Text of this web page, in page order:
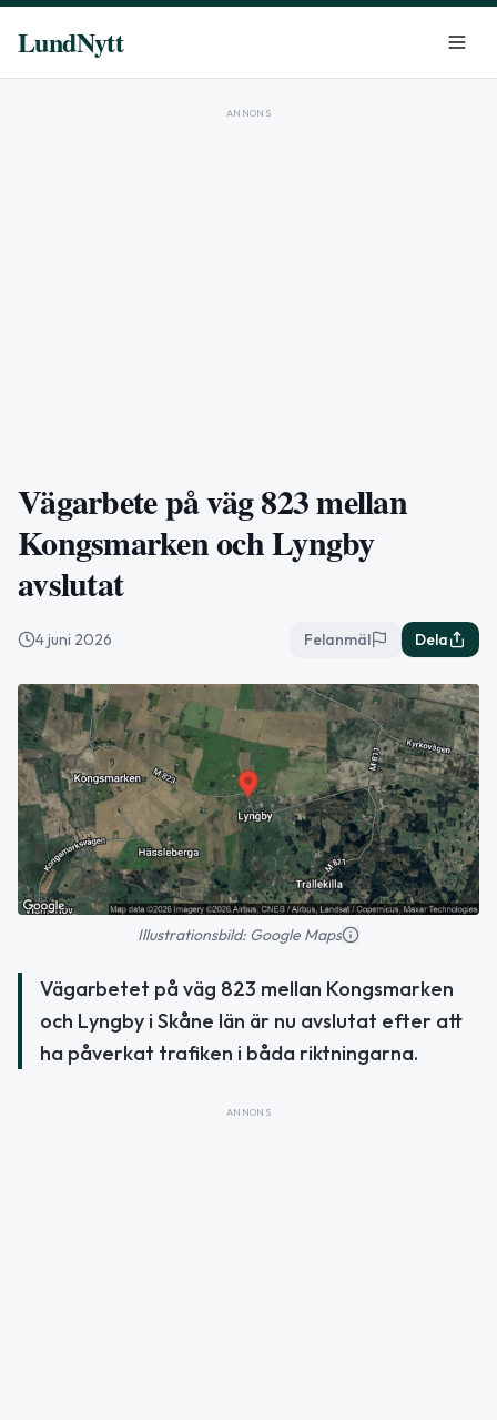
LundNytt
ANNONS
Vägarbete på väg 823 mellan
Kongsmarken och Lyngby
avslutat
4 juni 2026 Felanmäl Dela
Illustrationsbild: Google Maps
Vägarbetet på väg 823 mellan Kongsmarken
och Lyngby i Skåne län är nu avslutat efter att
ha påverkat trafiken i båda riktningarna.
ANNONS